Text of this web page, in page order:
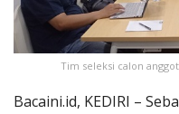
Tim seleksi calon
Bacaini.id, KEDIRI –